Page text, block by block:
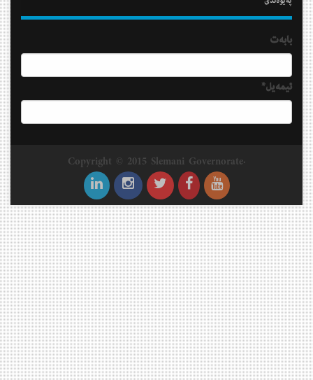
بابه‌ت
ئیمه‌یل*
Copyright © 2015 Slemani Governorate.